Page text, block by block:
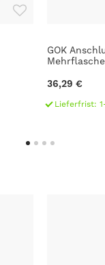
GOK
36,29 €
Lieferfrist: